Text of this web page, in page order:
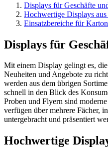
Displays für Geschäfte
Hochwertige Displays aus
Einsatzbereiche für
Displays für
Mit einem Display gelingt es,
Neuheiten und Angebote zu
werden aus dem übrigen
schnell in den Blick des
Proben und Flyern sind
verfügen über mehrere Fächer,
untergebracht und präsentiert
Hochwertige